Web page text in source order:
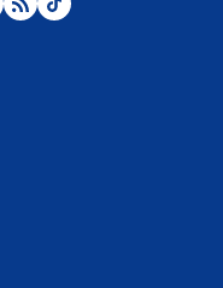
hasta infecciones: